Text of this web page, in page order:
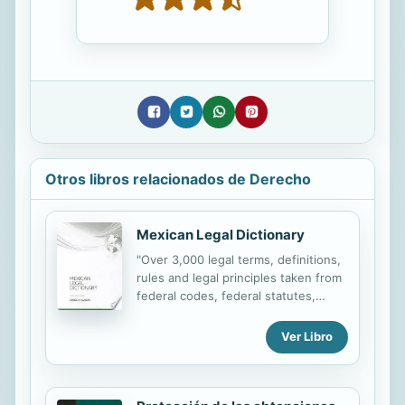
Otros libros relacionados de Derecho
Mexican Legal Dictionary
"Over 3,000 legal terms, definitions,
rules and legal principles taken from
federal codes, federal statutes,
international agreements between
the United States and Mexico."
Ver Libro